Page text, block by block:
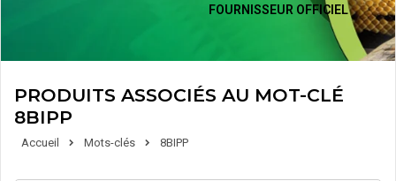
FOURNISSEUR OFFICIEL
PRODUITS ASSOCIÉS AU MOT-CLÉ
8BIPP
Accueil Mots-clés 8BIPP